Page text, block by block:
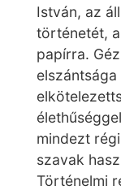
István, az
történetét,
papírra.
mindezt
szavak
Történelmi